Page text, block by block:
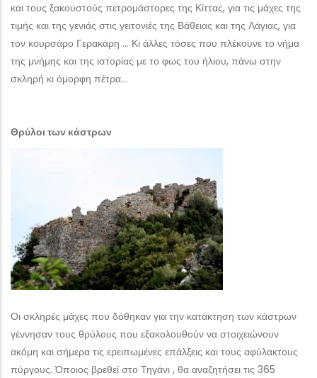
και τους ξακουστούς πετρομάστορες της Κίττας, για τις μάχες της
τιμής και της γενιάς στις γειτονιές της Βάθειας και της Λάγιας, για
τον κουρσάρο Γερακάρη … Κι άλλες τόσες που πλέκουνε το νήμα
της μνήμης και της ιστορίας με το φως του ήλιου, πάνω στην
σκληρή κι όμορφη πέτρα…
Θρύλοι των κάστρων
Οι σκληρές μάχες που δόθηκαν για την κατάκτηση των κάστρων
γέννησαν τους θρύλους που εξακολουθούν να στοιχειώνουν
ακόμη και σήμερα τις ερειπωμένες επάλξεις και τους αφύλακτους
πύργους. Όποιος βρεθεί στο Τηγάνι , θα αναζητήσει τις 365